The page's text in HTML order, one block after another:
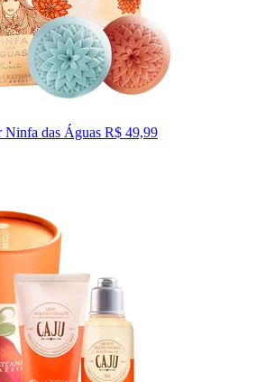
Ninfa das Águas R$ 49,99